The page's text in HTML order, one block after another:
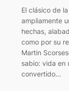
El clásico de
ampliamente
hechas,
como por su
Martin
sabio: vida en
convertido…